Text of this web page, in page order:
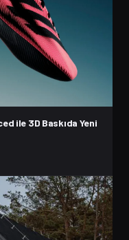
ile 3D Baskıda Yeni